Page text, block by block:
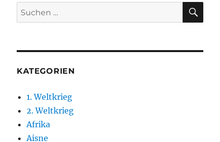
Suchen
nach:
KATEGORIEN
1. Weltkrieg
2. Weltkrieg
Afrika
Aisne